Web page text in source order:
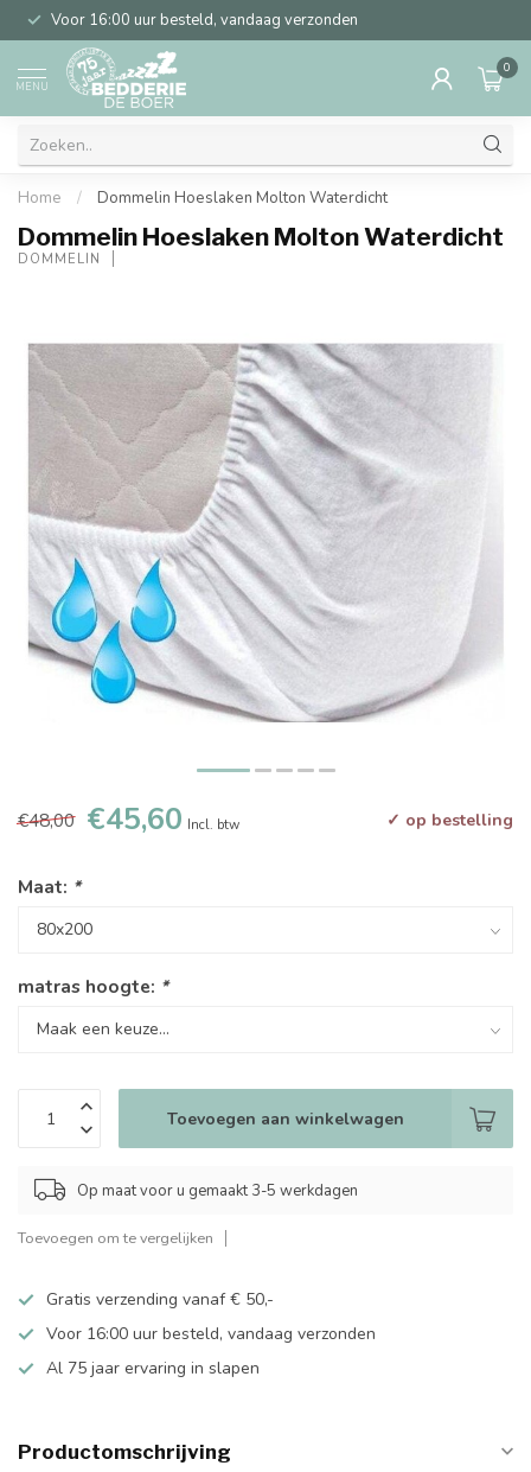
Voor 16:00 uur besteld, vandaag verzonden
MENU
0
Home / Dommelin Hoeslaken Molton Waterdicht
Dommelin Hoeslaken Molton Waterdicht
DOMMELIN
€48,00 €45,60 Incl. btw ✓ op bestelling
Maat: *
matras hoogte: *
Toevoegen aan winkelwagen
Op maat voor u gemaakt 3-5 werkdagen
Toevoegen om te vergelijken
Gratis verzending vanaf € 50,-
Voor 16:00 uur besteld, vandaag verzonden
Al 75 jaar ervaring in slapen
Productomschrijving